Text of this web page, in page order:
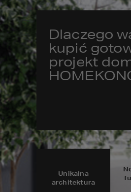
Dlaczego
kupić
projekt
Unikalna
architektura